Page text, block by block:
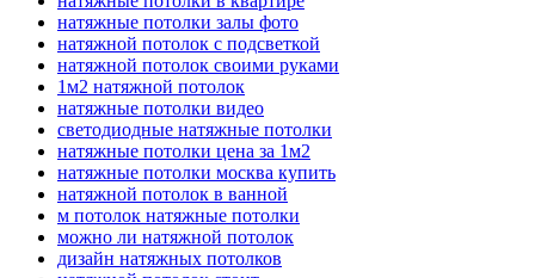
натяжные потолки залы фото
натяжной потолок с подсветкой
натяжной потолок своими руками
1м2 натяжной потолок
натяжные потолки видео
светодиодные натяжные потолки
натяжные потолки цена за 1м2
натяжные потолки москва купить
натяжной потолок в ванной
м потолок натяжные потолки
можно ли натяжной потолок
дизайн натяжных потолков